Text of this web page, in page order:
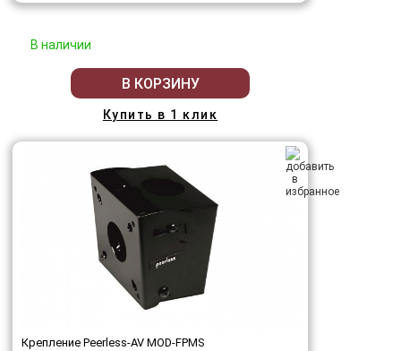
В наличии
В КОРЗИНУ
Купить в 1 клик
Крепление Peerless-AV MOD-FPMS